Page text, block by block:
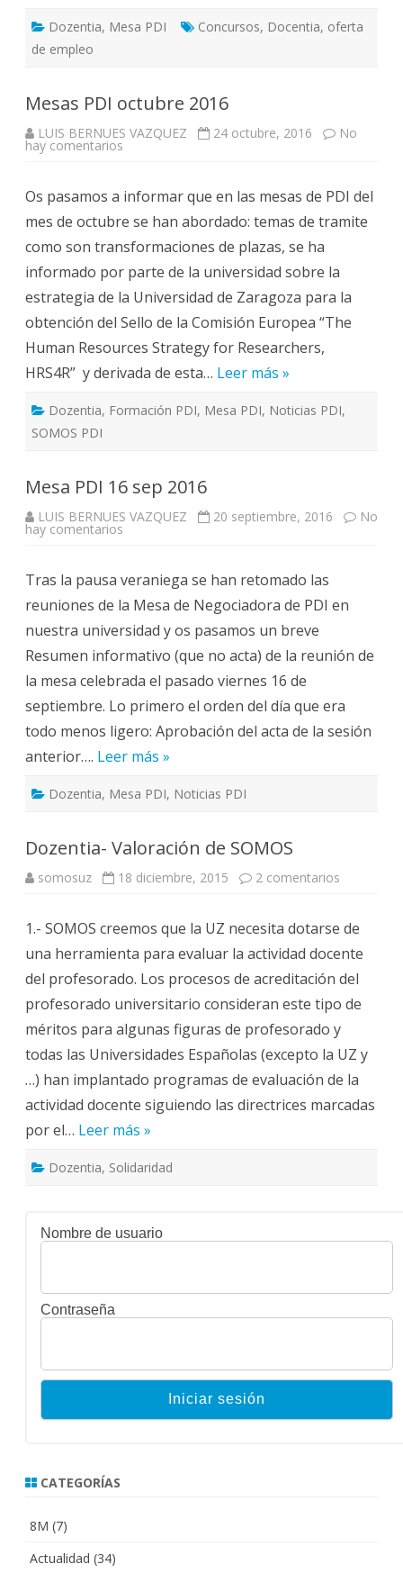
Dozentia, Mesa PDI Concursos, Docentia, oferta
de empleo
Mesas PDI octubre 2016
LUIS BERNUES VAZQUEZ 24 octubre, 2016 No
hay comentarios
2016
Os pasamos a informar que en las mesas de PDI del
mes de octubre se han abordado: temas de tramite
como son transformaciones de plazas, se ha
informado por parte de la universidad sobre la
estrategia de la Universidad de Zaragoza para la
obtención del Sello de la Comisión Europea “The
Human Resources Strategy for Researchers,
HRS4R” y derivada de esta… Leer más »
Dozentia, Formación PDI, Mesa PDI, Noticias PDI,
SOMOS PDI
Mesa PDI 16 sep 2016
LUIS BERNUES VAZQUEZ 20 septiembre, 2016 No
hay comentarios
sep
2016
Tras la pausa veraniega se han retomado las
reuniones de la Mesa de Negociadora de PDI en
nuestra universidad y os pasamos un breve
Resumen informativo (que no acta) de la reunión de
la mesa celebrada el pasado viernes 16 de
septiembre. Lo primero el orden del día que era
todo menos ligero: Aprobación del acta de la sesión
anterior…. Leer más »
Dozentia, Mesa PDI, Noticias PDI
Dozentia- Valoración de SOMOS
somosuz 18 diciembre, 2015 2 comentarios
SOMOS
1.- SOMOS creemos que la UZ necesita dotarse de
una herramienta para evaluar la actividad docente
del profesorado. Los procesos de acreditación del
profesorado universitario consideran este tipo de
méritos para algunas figuras de profesorado y
todas las Universidades Españolas (excepto la UZ y
…) han implantado programas de evaluación de la
actividad docente siguiendo las directrices marcadas
por el… Leer más »
Dozentia, Solidaridad
Nombre de usuario
Contraseña
CATEGORÍAS
8M (7)
Actualidad (34)